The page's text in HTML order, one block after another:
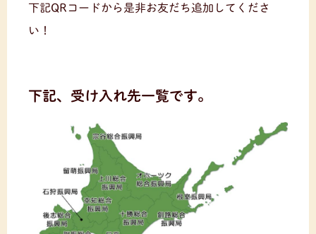
下記QRコードから是非お友だち追加してくださ
い！
下記、受け入れ先一覧です。